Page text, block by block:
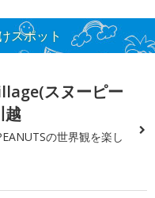
スポット
スヌーピー
越
の世界観を楽し